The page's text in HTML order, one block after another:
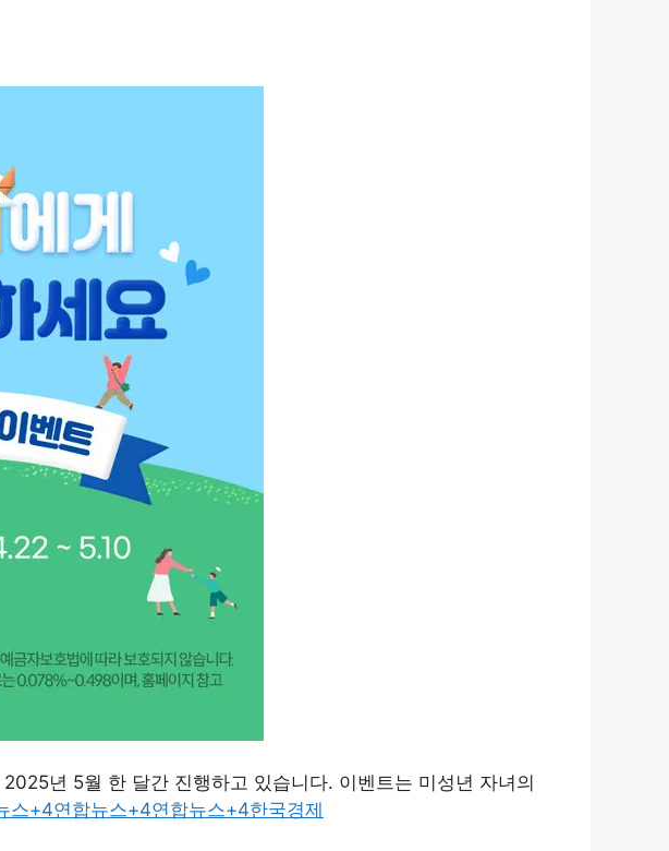
2025년 5월 한 달간 진행하고 있습니다. 이벤트는 미성년 자녀의
스+4연합뉴스+4연합뉴스+4한국경제